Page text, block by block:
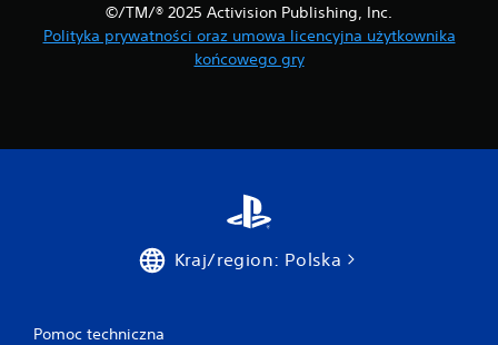
©/TM/® 2025 Activision Publishing, Inc.
Polityka prywatności oraz umowa licencyjna użytkownika
końcowego gry
Kraj/region: Polska
Pomoc techniczna